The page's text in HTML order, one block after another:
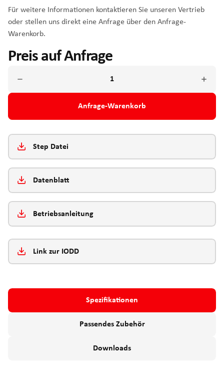
Für weitere Informationen kontaktieren Sie unseren Vertrieb
oder stellen uns direkt eine Anfrage über den Anfrage-
Warenkorb.
Preis auf Anfrage
Anfrage-Warenkorb
Step Datei
Datenblatt
Betriebsanleitung
Link zur IODD
Spezifikationen
Passendes Zubehör
Downloads